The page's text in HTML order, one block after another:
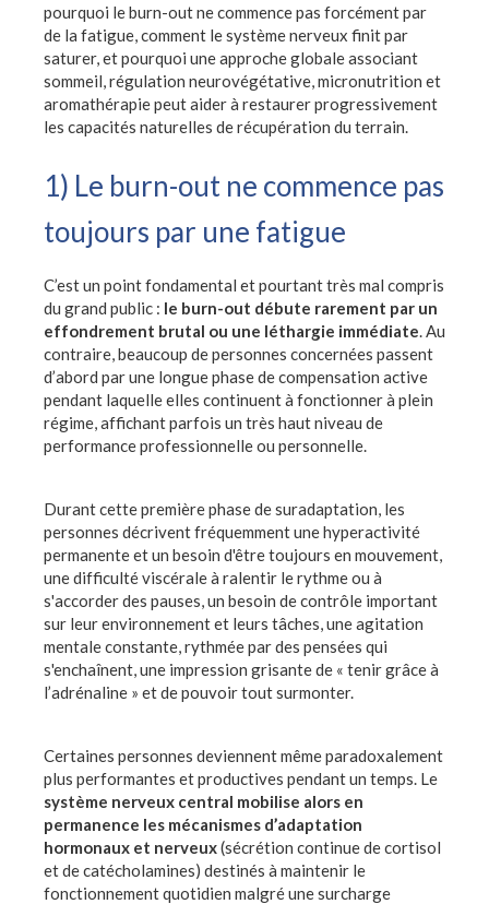
pourquoi le burn-out ne commence pas forcément par
de la fatigue, comment le système nerveux finit par
saturer, et pourquoi une approche globale associant
sommeil, régulation neurovégétative, micronutrition et
aromathérapie peut aider à restaurer progressivement
les capacités naturelles de récupération du terrain.
1) Le burn-out ne commence pas
toujours par une fatigue
C’est un point fondamental et pourtant très mal compris
du grand public : le burn-out débute rarement par un
effondrement brutal ou une léthargie immédiate. Au
contraire, beaucoup de personnes concernées passent
d’abord par une longue phase de compensation active
pendant laquelle elles continuent à fonctionner à plein
régime, affichant parfois un très haut niveau de
performance professionnelle ou personnelle.
Durant cette première phase de suradaptation, les
personnes décrivent fréquemment une hyperactivité
permanente et un besoin d'être toujours en mouvement,
une difficulté viscérale à ralentir le rythme ou à
s'accorder des pauses, un besoin de contrôle important
sur leur environnement et leurs tâches, une agitation
mentale constante, rythmée par des pensées qui
s'enchaînent, une impression grisante de « tenir grâce à
l’adrénaline » et de pouvoir tout surmonter.
Certaines personnes deviennent même paradoxalement
plus performantes et productives pendant un temps. Le
système nerveux central mobilise alors en
permanence les mécanismes d’adaptation
hormonaux et nerveux(sécrétion continue de cortisol
et de catécholamines) destinés à maintenir le
fonctionnement quotidien malgré une surcharge